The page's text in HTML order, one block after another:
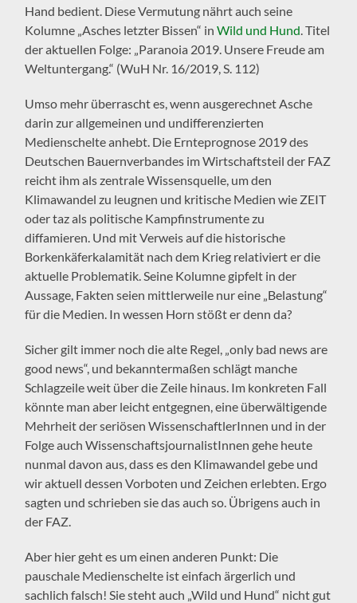
Hand bedient. Diese Vermutung nährt auch seine
Kolumne „Asches letzter Bissen“ inWild und Hund . Titel
der aktuellen Folge: „Paranoia 2019. Unsere Freude am
Weltuntergang.“ (WuH Nr. 16/2019, S. 112)
Umso mehr überrascht es, wenn ausgerechnet Asche
darin zur allgemeinen und undifferenzierten
Medienschelte anhebt. Die Ernteprognose 2019 des
Deutschen Bauernverbandes im Wirtschaftsteil der FAZ
reicht ihm als zentrale Wissensquelle, um den
Klimawandel zu leugnen und kritische Medien wie ZEIT
oder taz als politische Kampfinstrumente zu
diffamieren. Und mit Verweis auf die historische
Borkenkäferkalamität nach dem Krieg relativiert er die
aktuelle Problematik. Seine Kolumne gipfelt in der
Aussage, Fakten seien mittlerweile nur eine „Belastung“
für die Medien. In wessen Horn stößt er denn da?
Sicher gilt immer noch die alte Regel, „only bad news are
good news“, und bekanntermaßen schlägt manche
Schlagzeile weit über die Zeile hinaus. Im konkreten Fall
könnte man aber leicht entgegnen, eine überwältigende
Mehrheit der seriösen WissenschaftlerInnen und in der
Folge auch WissenschaftsjournalistInnen gehe heute
nunmal davon aus, dass es den Klimawandel gebe und
wir aktuell dessen Vorboten und Zeichen erlebten. Ergo
sagten und schrieben sie das auch so. Übrigens auch in
der FAZ.
Aber hier geht es um einen anderen Punkt: Die
pauschale Medienschelte ist einfach ärgerlich und
sachlich falsch! Sie steht auch „Wild und Hund“ nicht gut